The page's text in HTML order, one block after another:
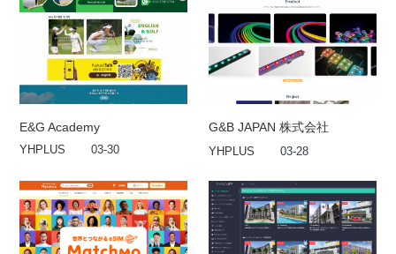
E&G Academy
YHPLUS 03-30
G&B JAPAN 株式会社
YHPLUS 03-28